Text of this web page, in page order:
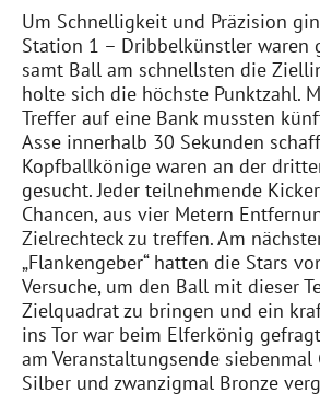
Um Schnelligkeit und Präzision
Station 1 – Dribbelkünstler waren
samt Ball am schnellsten die
holte sich die höchste Punktzahl.
Treffer auf eine Bank mussten
Asse innerhalb 30 Sekunden
Kopfballkönige waren an der
gesucht. Jeder teilnehmende
Chancen, aus vier Metern
Zielrechteck zu treffen. Am
„Flankengeber“ hatten die Stars
Versuche, um den Ball mit dieser
Zielquadrat zu bringen und ein
ins Tor war beim Elferkönig
am Veranstaltungsende
Silber und zwanzigmal Bronze